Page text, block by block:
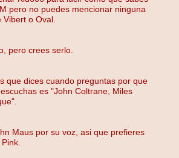
pero no puedes mencionar ninguna
o Oval.
pero crees serlo.
que dices cuando preguntas por que
es "John Coltrane, Miles
Maus por su voz, asi que prefieres